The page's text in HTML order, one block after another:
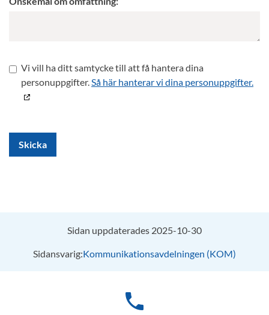
Vi vill ha ditt samtycke till att få hantera dina
personuppgifter.Så här hanterar vi dina personuppgifter.
Skicka
Sidan uppdaterades 2025-10-30
Sidansvarig:Kommunikationsavdelningen (KOM)
phone